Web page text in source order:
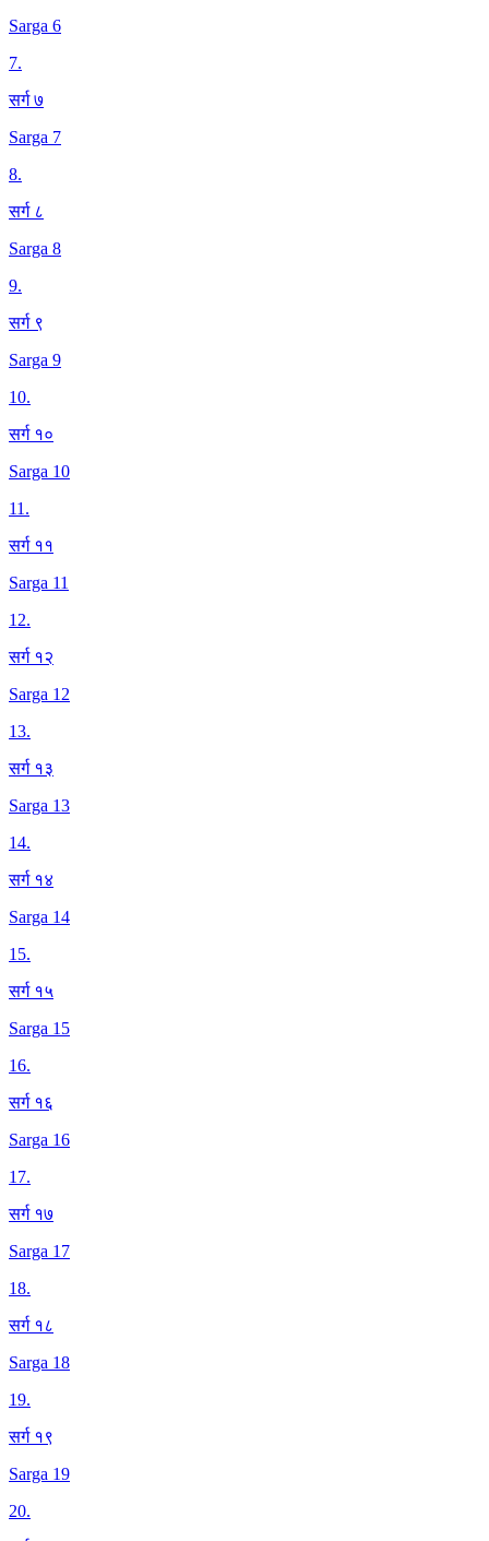
Sarga 6
7.
सर्ग ७
Sarga 7
8.
सर्ग ८
Sarga 8
9.
सर्ग ९
Sarga 9
10.
सर्ग १०
Sarga 10
11.
सर्ग ११
Sarga 11
12.
सर्ग १२
Sarga 12
13.
सर्ग १३
Sarga 13
14.
सर्ग १४
Sarga 14
15.
सर्ग १५
Sarga 15
16.
सर्ग १६
Sarga 16
17.
सर्ग १७
Sarga 17
18.
सर्ग १८
Sarga 18
19.
सर्ग १९
Sarga 19
20.